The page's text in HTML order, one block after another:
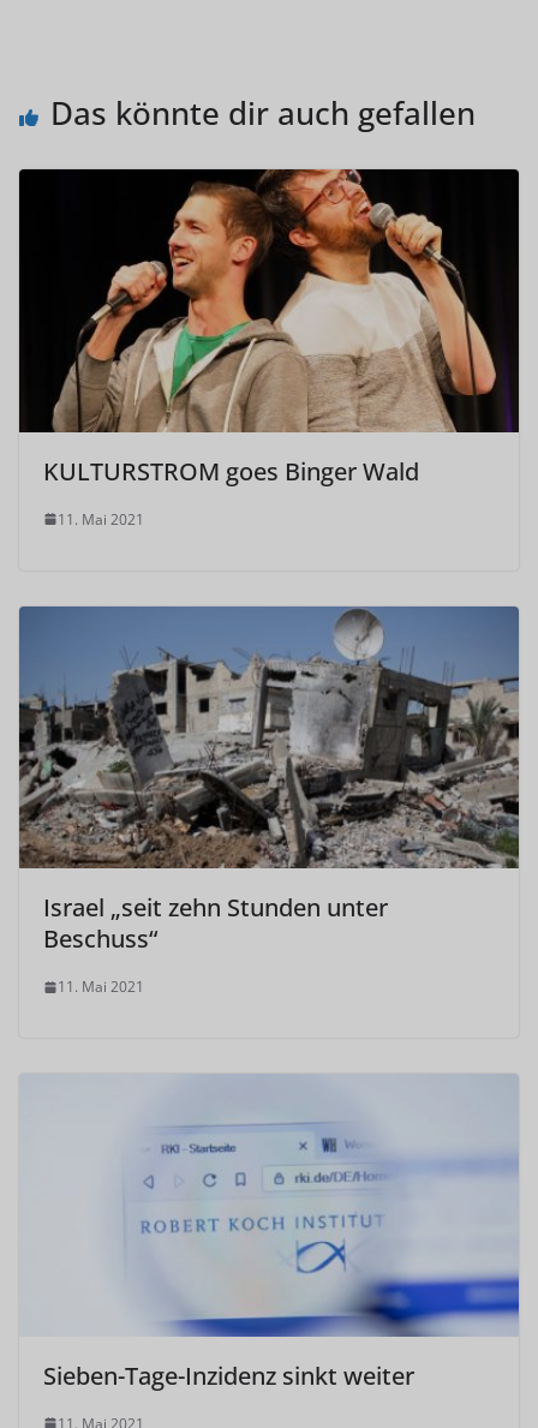
Das könnte dir auch gefallen
KULTURSTROM goes Binger Wald
11. Mai 2021
Israel „seit zehn Stunden unter
Beschuss“
11. Mai 2021
Sieben-Tage-Inzidenz sinkt weiter
11. Mai 2021